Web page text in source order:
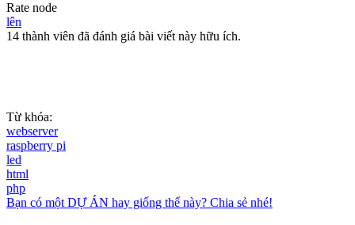
Rate node
lên
14 thành viên đã đánh giá bài viết này hữu ích.
Từ khóa:
webserver
raspberry pi
led
html
php
Bạn có một DỰ ÁN hay giống thế này? Chia sẻ nhé!